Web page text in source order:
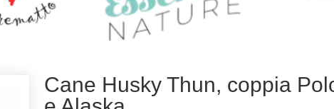
Cane Husky Thun, coppia